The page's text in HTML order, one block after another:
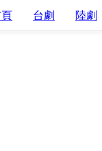
台劇 陸劇